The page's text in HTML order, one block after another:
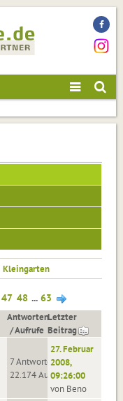
Kleingarten
47 48 ... 63
Antworten
/Aufrufe
Letzter
Beitrag
7 Antworten
22.174 Aufrufe
27. Februar
2008,
09:26:00
von Beno